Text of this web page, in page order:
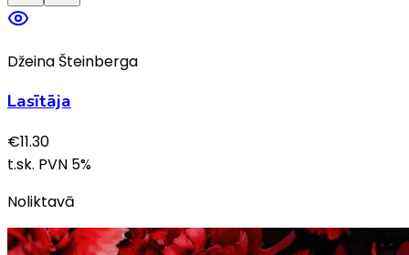
Džeina Šteinberga
Lasītāja
€11.30
t.sk. PVN 5%
Noliktavā